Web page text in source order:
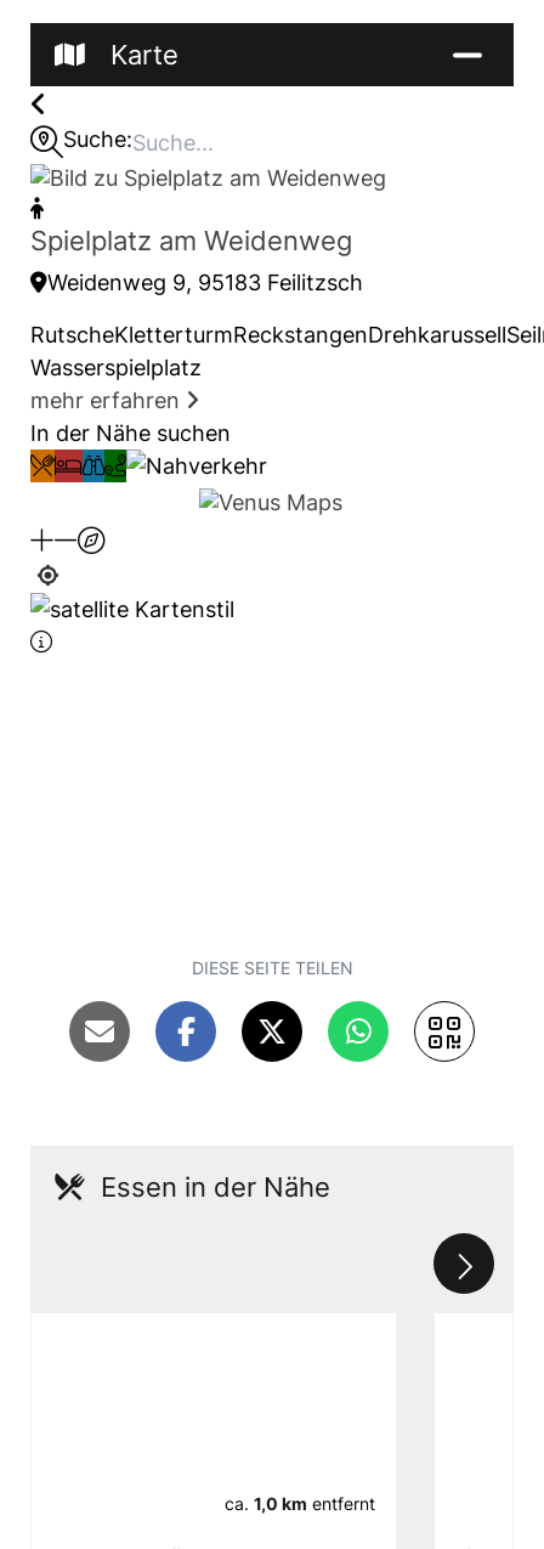
Karte
Suche:
Spielplatz am Weidenweg
Weidenweg 9, 95183 Feilitzsch
Wasserspielplatz
mehr erfahren
In der Nähe suchen
DIESE SEITE TEILEN
Essen in der Nähe
ca. 1,0 km entfernt